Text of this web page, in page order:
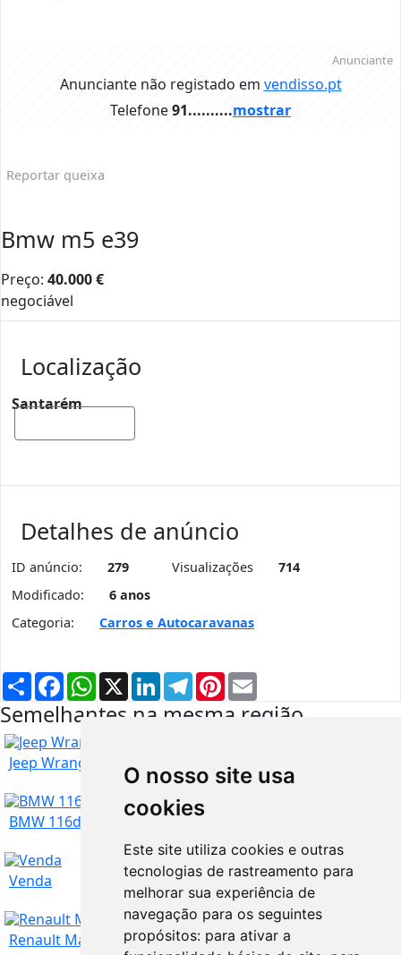
O nosso site usa
cookies
Este site utiliza cookies e outras
tecnologias de rastreamento para
melhorar sua experiência de
navegação para os seguintes
propósitos: para ativar a
Telefone91..........mostrar
Anunciante
Anunciante não registado em vendisso.pt
Reportar queixa
Bmw m5 e39
Preço: 40.000€
negociável
Localização
Santarém
Detalhes de anúncio
ID anúncio: 279 Visualizações
714
Modificado:
6 anos
Categoria:
Carros e Autocaravanas
PartilharFacebookWhatsApp
X LinkedInTelegram
Pinterest
Semelhantes na mesma região
Jeep Wrangler 2.8 CRD
Santarém 12.500
BMW 116d Corporate Edition Pack M
Santarém
Venda
Renault Master